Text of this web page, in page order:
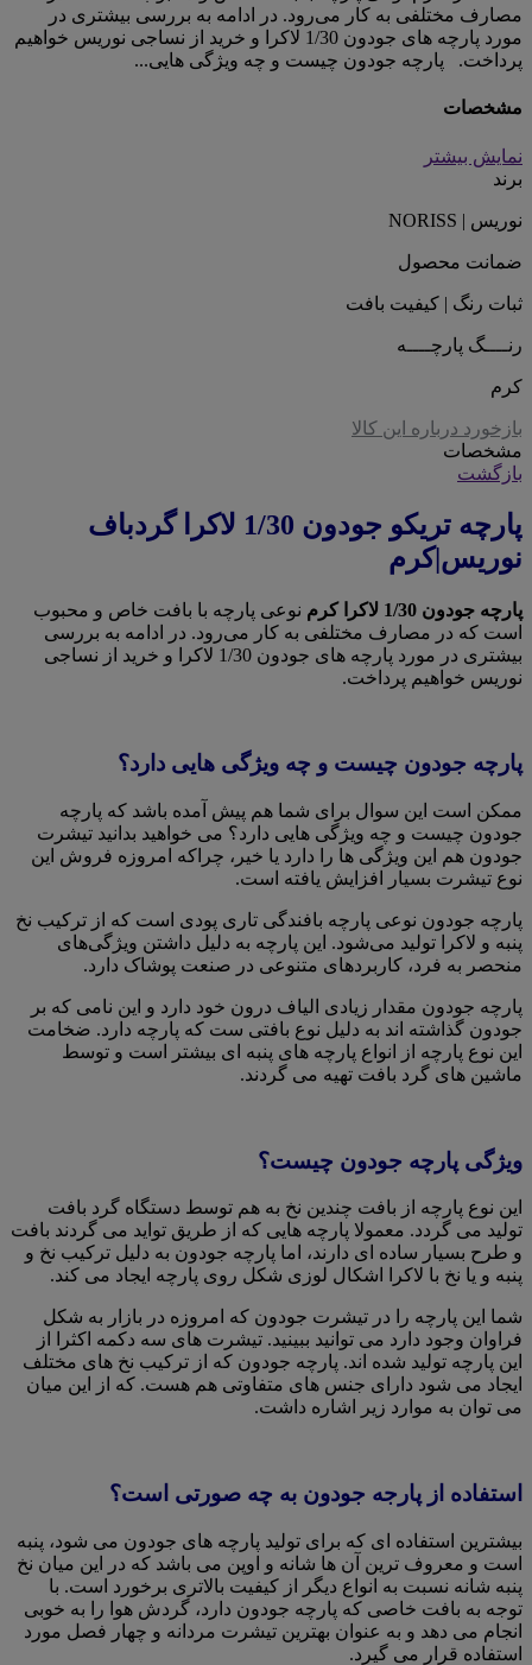
مصارف مختلفی به کار می‌رود. در ادامه به بررسی بیشتری در
مورد پارچه های جودون 1/30 لاکرا و خرید از نساجی نوریس خواهیم
پرداخت. پارچه جودون چیست و چه ویژگی هایی...
مشخصات
نمایش بیشتر
برند
نوریس | NORISS
ضمانت محصول
ثبات رنگ | کیفیت بافت
رنــــگ پارچــــه
کرم
بازخورد درباره این کالا
مشخصات
بازگشت
پارچه تریکو جودون 1/30 لاکرا گردباف
نوریس|کرم
پارچه جودون 1/30 لاکرا کرم
نوعی پارچه با بافت خاص و محبوب
است که در مصارف مختلفی به کار می‌رود. در ادامه به بررسی
بیشتری در مورد پارچه های جودون 1/30 لاکرا و خرید از نساجی
نوریس خواهیم پرداخت.
پارچه جودون چیست و چه ویژگی هایی دارد؟
ممکن است این سوال برای شما هم پیش آمده باشد که پارچه
جودون چیست و چه ویژگی هایی دارد؟ می خواهید بدانید تیشرت
جودون هم این ویژگی ها را دارد یا خیر، چراکه امروزه فروش این
نوع تیشرت بسیار افزایش یافته است.
پارچه جودون نوعی پارچه بافندگی تاری پودی است که از ترکیب نخ
پنبه و لاکرا تولید می‌شود. این پارچه به دلیل داشتن ویژگی‌های
منحصر به فرد، کاربردهای متنوعی در صنعت پوشاک دارد.
پارچه جودون مقدار زیادی الیاف درون خود دارد و این نامی که بر
جودون گذاشته اند به دلیل نوع بافتی ست که پارچه دارد. ضخامت
این نوع پارچه از انواع پارچه های پنبه ای بیشتر است و توسط
ماشین های گرد بافت تهیه می گردند.
ویژگی پارچه جودون چیست؟
این نوع پارچه از بافت چندین نخ به هم توسط دستگاه گرد بافت
تولید می گردد. معمولا پارچه هایی که از طریق تواید می گردند بافت
و طرح بسیار ساده ای دارند، اما پارچه جودون به دلیل ترکیب نخ و
پنبه و یا نخ با لاکرا اشکال لوزی شکل روی پارچه ایجاد می کند.
شما این پارچه را در تیشرت جودون که امروزه در بازار به شکل
فراوان وجود دارد می توانید ببینید. تیشرت های سه دکمه اکثرا از
این پارچه تولید شده اند. پارچه جودون که از ترکیب نخ های مختلف
ایجاد می شود دارای جنس های متفاوتی هم هست. که از این میان
می توان به موارد زیر اشاره داشت.
استفاده از پارجه جودون به چه صورتی است؟
بیشترین استفاده ای که برای تولید پارچه های جودون می شود، پنبه
است و معروف ترین آن ها شانه و اوپن می باشد که در این میان نخ
پنبه شانه نسبت به انواع دیگر از کیفیت بالاتری برخورد است. با
توجه به بافت خاصی که پارچه جودون دارد، گردش هوا را به خوبی
انجام می دهد و به عنوان بهترین تیشرت مردانه و چهار فصل مورد
استفاده قرار می گیرد.